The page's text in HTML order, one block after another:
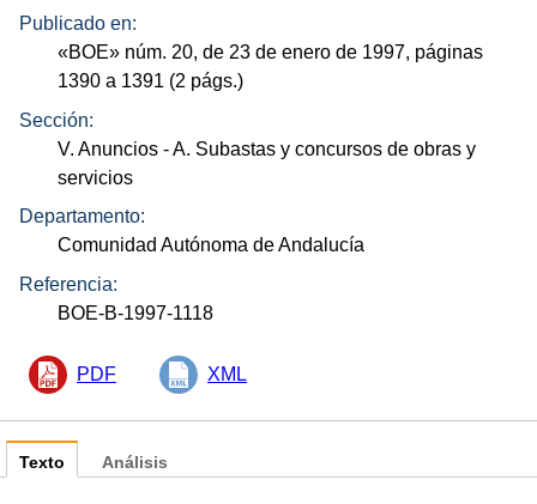
Publicado en:
«BOE» núm. 20, de 23 de enero de 1997, páginas
1390 a 1391 (2 págs.)
Sección:
V. Anuncios - A. Subastas y concursos de obras y
servicios
Departamento:
Comunidad Autónoma de Andalucía
Referencia:
BOE-B-1997-1118
PDF XML
Texto Análisis